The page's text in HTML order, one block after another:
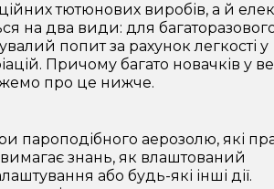
тютюнових виробів, а й
на два види: для
попит за рахунок легкості у
Причому багато новачків у
про це нижче.
пароподібного аерозолю, які
вимагає знань, як влаштований
або будь-які інші дії.